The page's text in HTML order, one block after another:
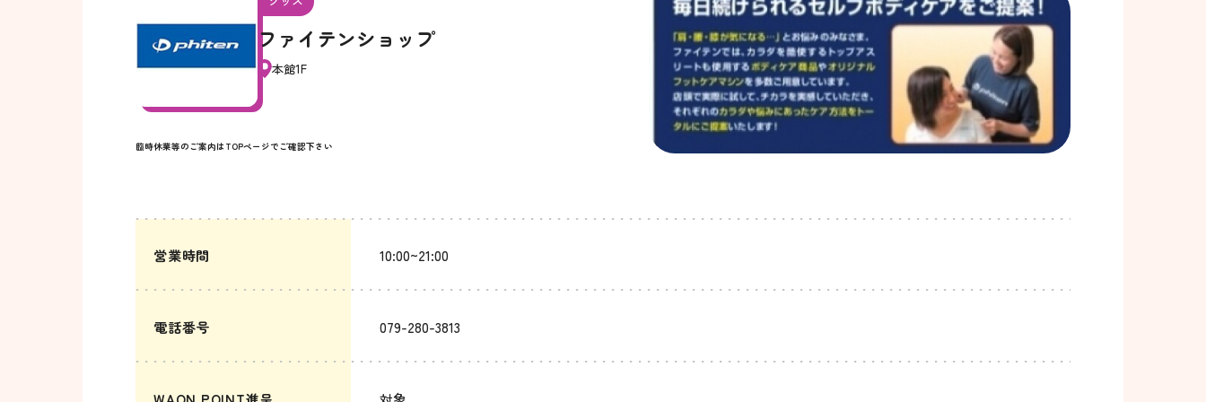
ファイテンショップ
本館1F
臨時休業等のご案内はTOPページでご確認下さい
営業時間 10:00~21:00
電話番号 079-280-3813